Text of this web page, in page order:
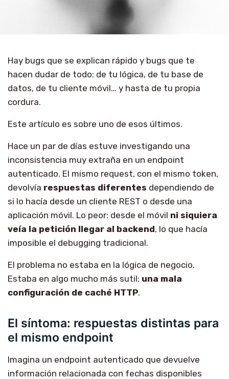
Hay bugs que se explican rápido y bugs que te
hacen dudar de todo: de tu lógica, de tu base de
datos, de tu cliente móvil… y hasta de tu propia
cordura.
Este artículo es sobre uno de esos últimos.
Hace un par de días estuve investigando una
inconsistencia muy extraña en un endpoint
autenticado. El mismo request, con el mismo token,
devolvía respuestas diferentes dependiendo de
si lo hacía desde un cliente REST o desde una
aplicación móvil. Lo peor: desde el móvil ni siquiera
veía la petición llegar al backend, lo que hacía
imposible el debugging tradicional.
El problema no estaba en la lógica de negocio.
Estaba en algo mucho más sutil: una mala
configuración de caché HTTP.
El síntoma: respuestas distintas para
el mismo endpoint
Imagina un endpoint autenticado que devuelve
información relacionada con fechas disponibles